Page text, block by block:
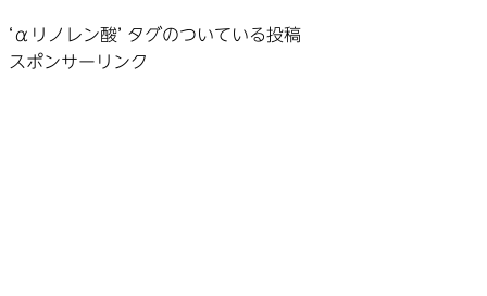
‘αリノレン酸’ タグのついている投稿
スポンサーリンク